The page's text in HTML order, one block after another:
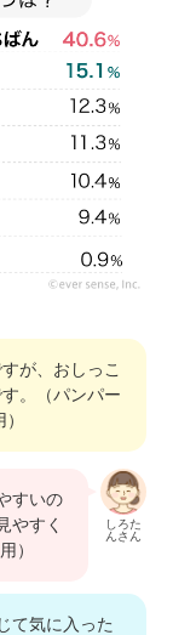
が、おしっこ
。（パンパー
すいの
やすく
）
しろた
んさん
て気に入った